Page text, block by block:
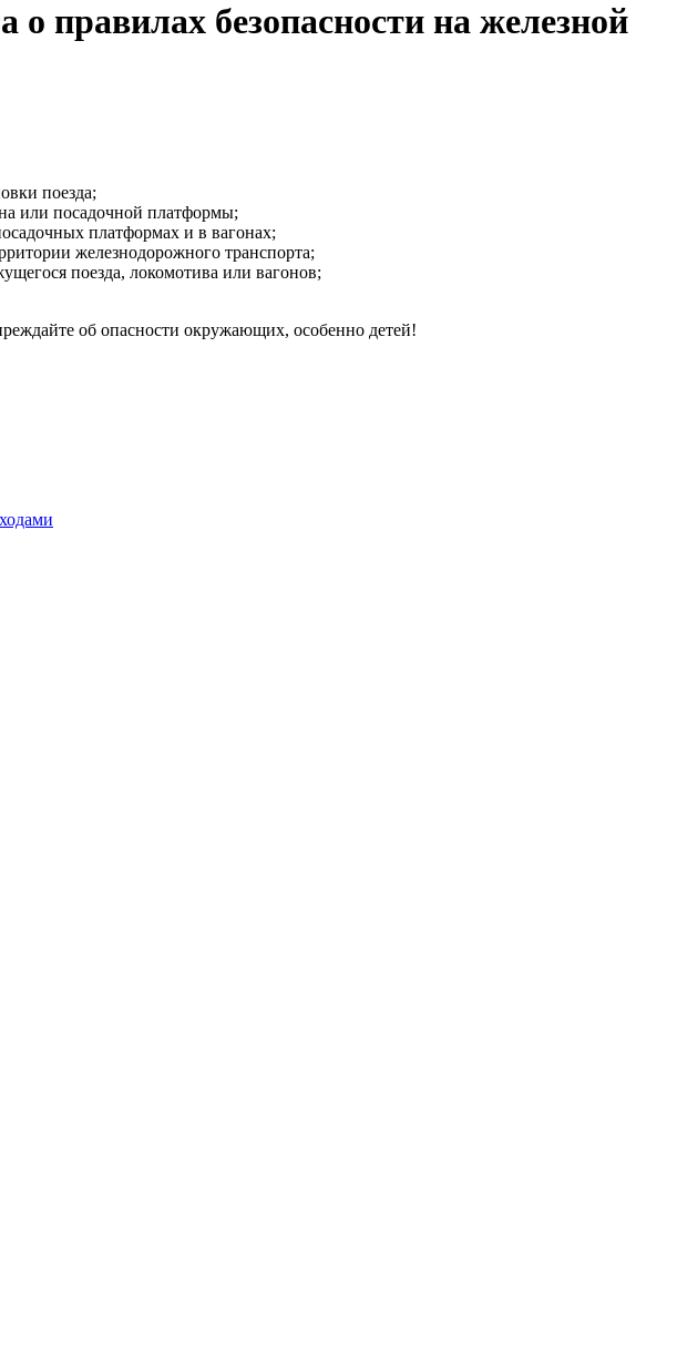
правилах безопасности на железной
поезда;
или посадочной платформы;
платформах и в вагонах;
железнодорожного транспорта;
поезда, локомотива или вагонов;
об опасности окружающих, особенно детей!